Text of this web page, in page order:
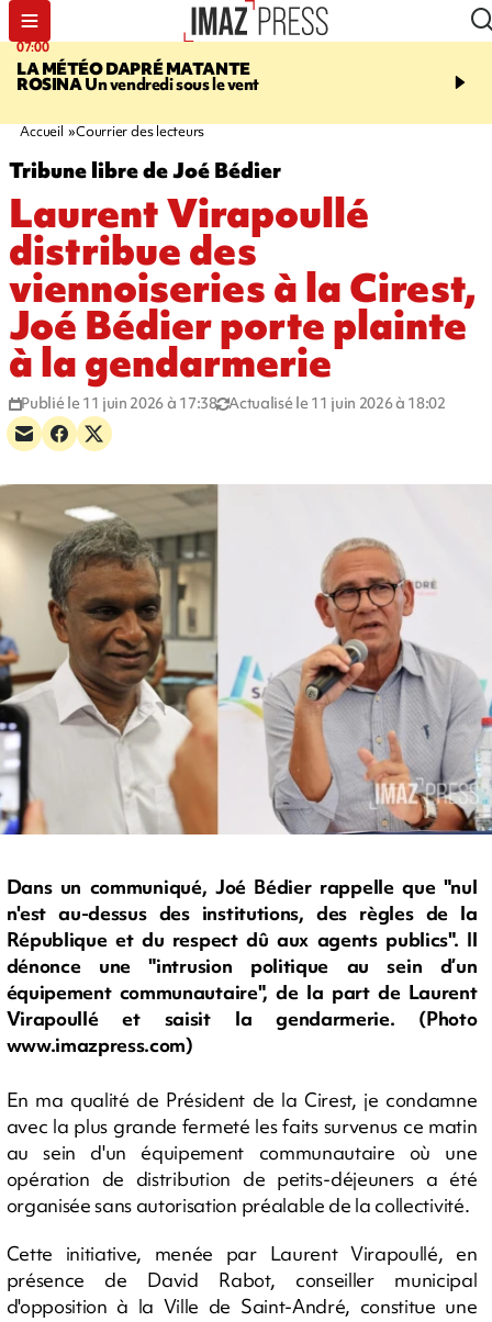
07:00
LA MÉTÉO DAPRÉ MATANTE
ROSINAUn vendredi sous le vent
07:58
téléphérique Papang
Accueil Courrier des lecteurs
Tribune libre de Joé Bédier
Laurent Virapoullé
distribue des
viennoiseries à la Cirest,
Joé Bédier porte plainte
à la gendarmerie
Publié le 11 juin 2026 à 17:38 Actualisé le 11 juin 2026 à 18:02
Dans un communiqué, Joé Bédier rappelle que "nul
n'est au-dessus des institutions, des règles de la
République et du respect dû aux agents publics". Il
dénonce une "intrusion politique au sein d’un
équipement communautaire", de la part de Laurent
Virapoullé et saisit la gendarmerie. (Photo
www.imazpress.com)
En ma qualité de Président de la Cirest, je condamne
avec la plus grande fermeté les faits survenus ce matin
au sein d'un équipement communautaire où une
opération de distribution de petits-déjeuners a été
organisée sans autorisation préalable de la collectivité.
Cette initiative, menée par Laurent Virapoullé, en
présence de David Rabot, conseiller municipal
d'opposition à la Ville de Saint-André, constitue une